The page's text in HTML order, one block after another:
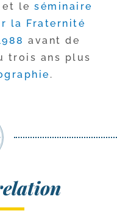
et le sémi­naire
la Fraternité
avant de
trois ans plus
.